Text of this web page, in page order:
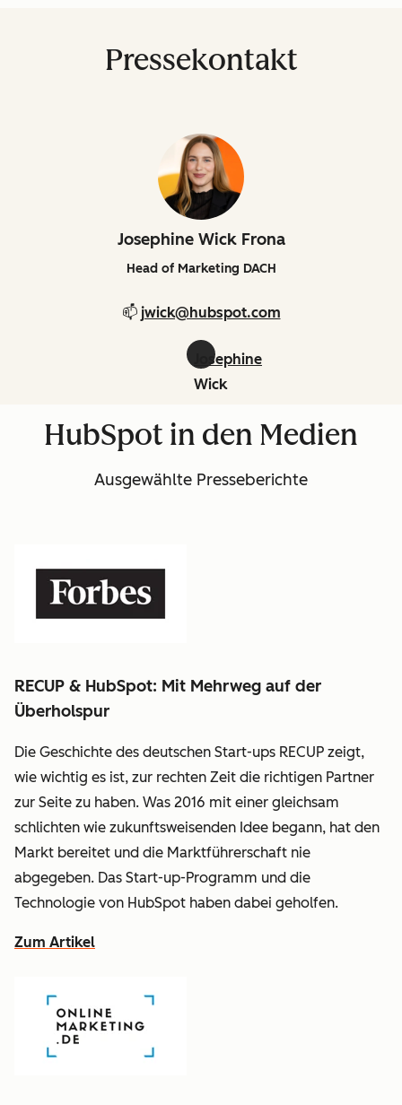
Pressekontakt
Josephine Wick Frona
Head of Marketing DACH
📫 jwick@hubspot.com
Josephine
Wick
linkedin
HubSpot in den Medien
Ausgewählte Presseberichte
RECUP & HubSpot: Mit Mehrweg auf der
Überholspur
Die Geschichte des deutschen Start-ups RECUP zeigt,
wie wichtig es ist, zur rechten Zeit die richtigen Partner
zur Seite zu haben. Was 2016 mit einer gleichsam
schlichten wie zukunftsweisenden Idee begann, hat den
Markt bereitet und die Marktführerschaft nie
abgegeben. Das Start-up-Programm und die
Technologie von HubSpot haben dabei geholfen.
Zum Artikel